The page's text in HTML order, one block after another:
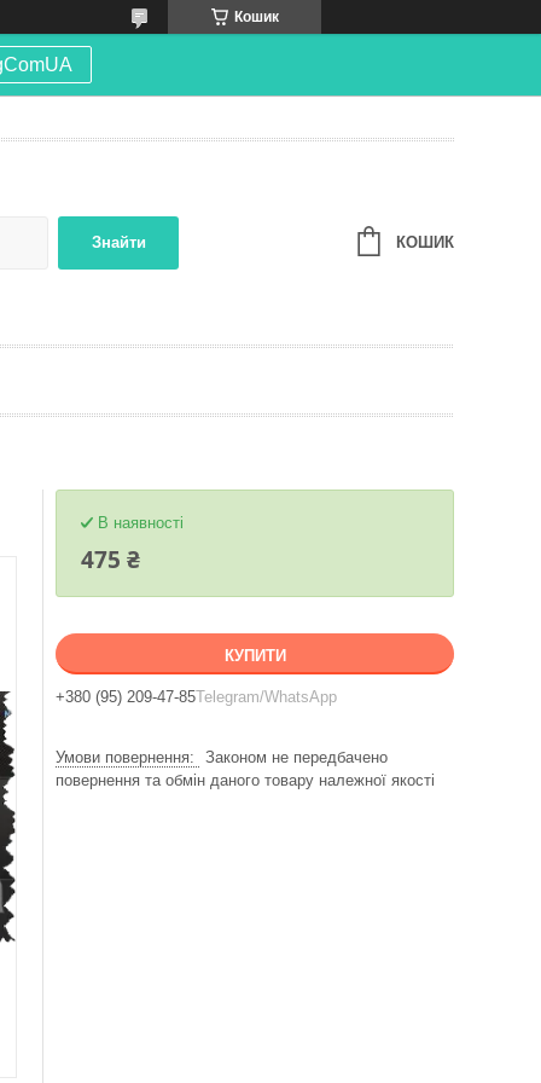
Кошик
Знайти КОШИК
В наявності
475 ₴
КУПИТИ
+380 (95) 209-47-85Telegram/WhatsApp
Законом не передбачено
повернення та обмін даного товару належної якості